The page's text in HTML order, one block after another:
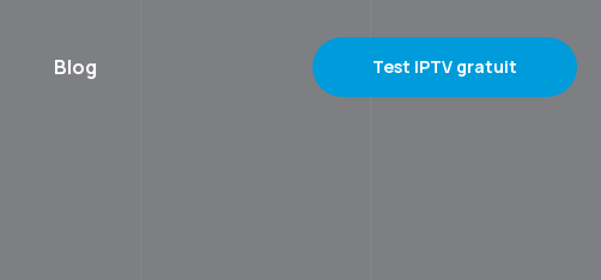
Blog Test IPTV gratuit